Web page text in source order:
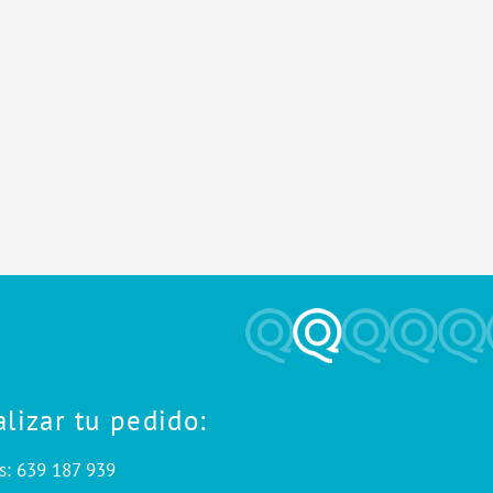
tu pedido:
639 187 939